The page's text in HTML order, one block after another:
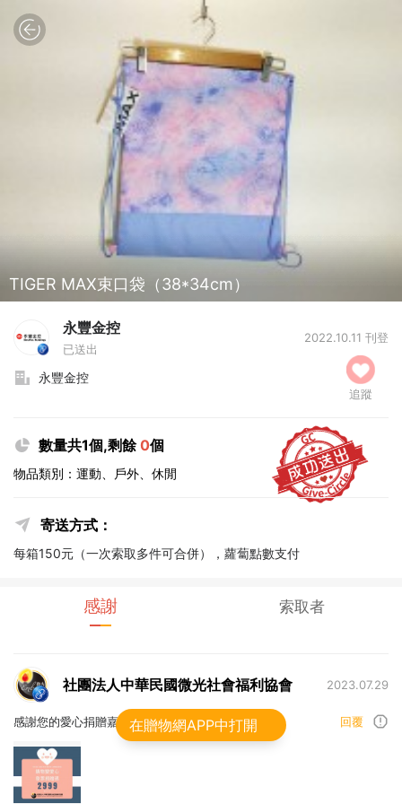
TIGER MAX束口袋（38*34cm）
永豐金控
已送出
2022.10.11 刊登
永豐金控
追蹤
數量共1個,剩餘0個
物品類別：運動、戶外、休閒
寄送方式：
每箱150元（一次索取多件可合併），蘿蔔點數支付
感謝 索取者
社團法人中華民國微光社會福利協會 2023.07.29
感謝您的愛心捐贈嘉惠弱勢家庭，祝平安順心！ 回覆
在贈物網APP中打開